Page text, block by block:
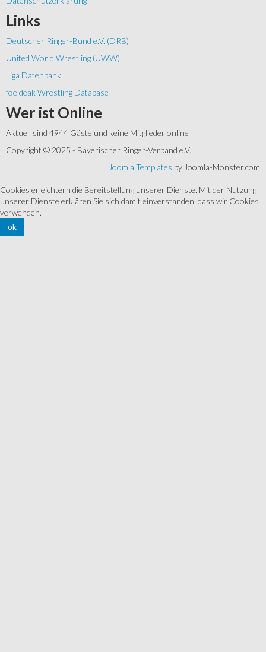
Links
Deutscher Ringer-Bund e.V. (DRB)
United World Wrestling (UWW)
Liga Datenbank
foeldeak Wrestling Database
Wer ist Online
Aktuell sind 4944 Gäste und keine Mitglieder online
Copyright © 2025 - Bayerischer Ringer-Verband e.V.
Joomla Templates by Joomla-Monster.com
Cookies erleichtern die Bereitstellung unserer Dienste. Mit der Nutzung
unserer Dienste erklären Sie sich damit einverstanden, dass wir Cookies
verwenden.
ok